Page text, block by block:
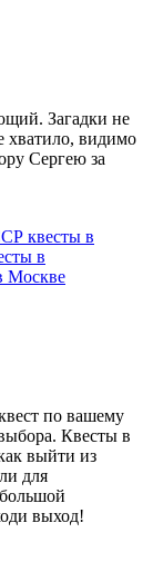
Загадки не
хватило, видимо
Сергею за
квесты в
в
Москве
по вашему
Квесты в
выйти из
для
выход!